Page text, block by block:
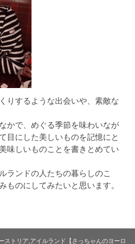
りするような出会いや、素敵な
かで、めぐる季節を味わいなが
目にした美しいものを記憶にと
味しいものことを書きとめてい
ランドの人たちの暮らしのこ
ものにしてみたいと思います。
ストリア,アイルランド【さっちゃんのヨーロ